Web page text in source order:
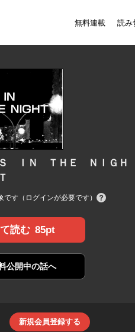
無料連載 読み
Ｓ ＩＮ ＴＨＥ ＮＩＧＨ
Ｔ
です（ログインが必要です）
読む 85pt
公開中の話へ
新規会員登録する